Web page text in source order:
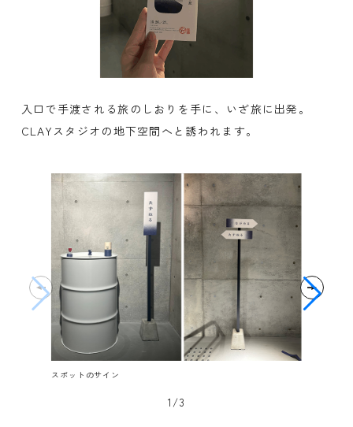
入口で手渡される旅のしおりを手に、いざ旅に出発。
CLAYスタジオの地下空間へと誘われます。
スポットのサイン
1/3